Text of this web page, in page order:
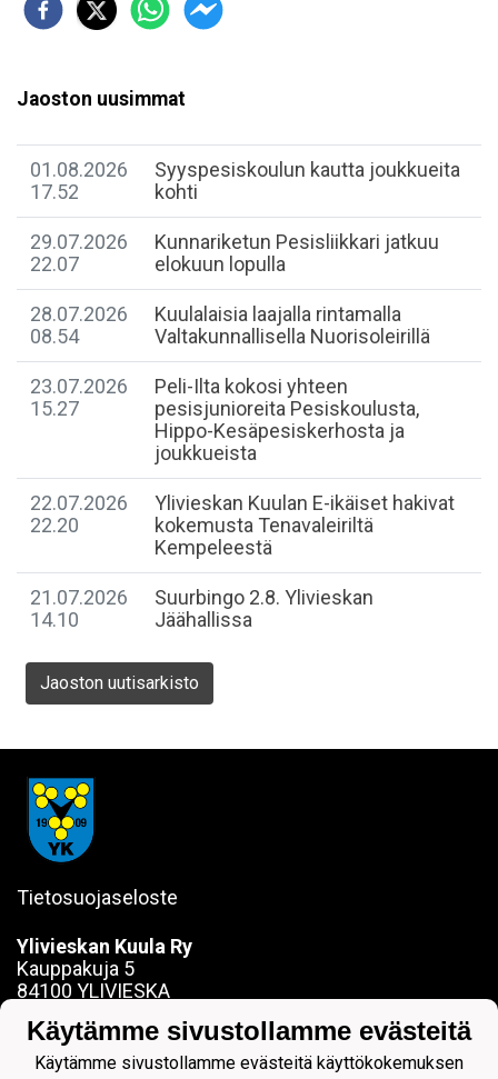
Jaoston uusimmat
01.08.2026
17.52
Syyspesiskoulun kautta joukkueita
kohti
29.07.2026
22.07
Kunnariketun Pesisliikkari jatkuu
elokuun lopulla
28.07.2026
08.54
Kuulalaisia laajalla rintamalla
Valtakunnallisella Nuorisoleirillä
23.07.2026
15.27
Peli-Ilta kokosi yhteen
pesisjunioreita Pesiskoulusta,
Hippo-Kesäpesiskerhosta ja
joukkueista
22.07.2026
22.20
​Ylivieskan Kuulan E-ikäiset hakivat
kokemusta Tenavaleiriltä
Kempeleestä
21.07.2026
14.10
Suurbingo 2.8. Ylivieskan
Jäähallissa
Jaoston uutisarkisto
Tietosuojaseloste
Ylivieskan Kuula Ry
Kauppakuja 5
84100 YLIVIESKA
0442354684
Y-tunnus: 0190563-7
Käytämme sivustollamme evästeitä
Käytämme sivustollamme evästeitä käyttökokemuksen